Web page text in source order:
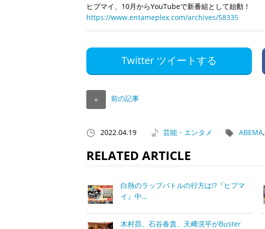
ヒプマイ、10月からYouTubeで新番組として始動！
https://www.entameplex.com/archives/58335
Twitter ツイートする
« 前の記事
2022.04.19 芸能・エンタメ ABEMA,
RELATED ARTICLE
白熱のラップバトルの行方は!?『ヒプマ
イ』中…
木村昴、石谷春貴、天﨑滉平がBuster